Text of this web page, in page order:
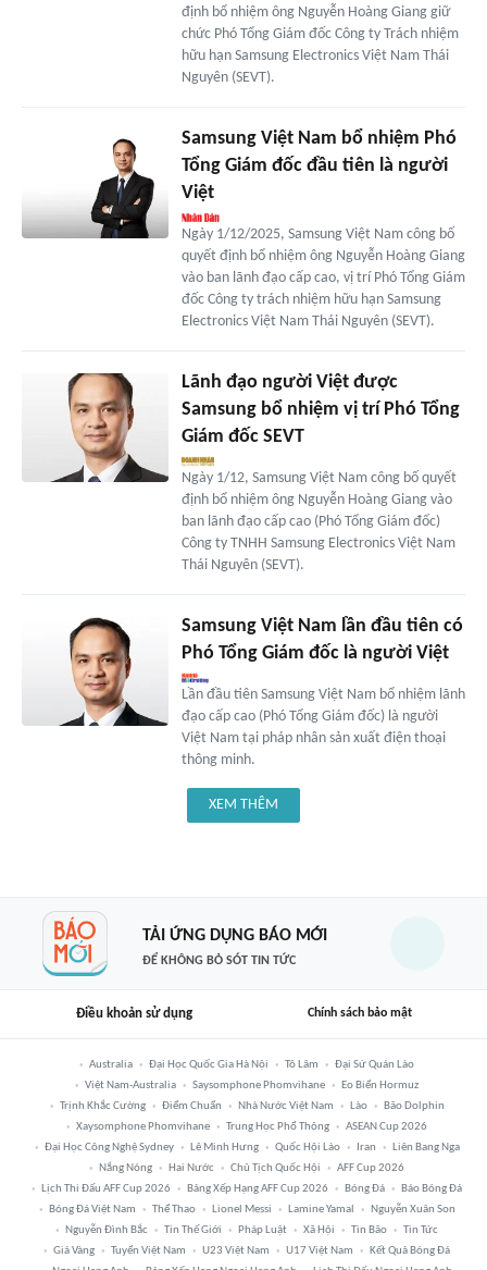
định bổ nhiệm ông Nguyễn Hoàng Giang giữ
chức Phó Tổng Giám đốc Công ty Trách nhiệm
hữu hạn Samsung Electronics Việt Nam Thái
Nguyên (SEVT).
Samsung Việt Nam bổ nhiệm Phó
Tổng Giám đốc đầu tiên là người
Việt
Ngày 1/12/2025, Samsung Việt Nam công bố
quyết định bổ nhiệm ông Nguyễn Hoàng Giang
vào ban lãnh đạo cấp cao, vị trí Phó Tổng Giám
đốc Công ty trách nhiệm hữu hạn Samsung
Electronics Việt Nam Thái Nguyên (SEVT).
Lãnh đạo người Việt được
Samsung bổ nhiệm vị trí Phó Tổng
Giám đốc SEVT
Ngày 1/12, Samsung Việt Nam công bố quyết
định bổ nhiệm ông Nguyễn Hoàng Giang vào
ban lãnh đạo cấp cao (Phó Tổng Giám đốc)
Công ty TNHH Samsung Electronics Việt Nam
Thái Nguyên (SEVT).
Samsung Việt Nam lần đầu tiên có
Phó Tổng Giám đốc là người Việt
Lần đầu tiên Samsung Việt Nam bổ nhiệm lãnh
đạo cấp cao (Phó Tổng Giám đốc) là người
Việt Nam tại pháp nhân sản xuất điện thoại
thông minh.
XEM THÊM
TẢI ỨNG DỤNG BÁO MỚI
ĐỂ KHÔNG BỎ SÓT TIN TỨC
Điều khoản sử dụng Chính sách bảo mật
Australia Đại Học Quốc Gia Hà Nội Tô Lâm
Đại Sứ Quán Lào
Việt Nam-Australia
Saysomphone Phomvihane
Eo Biển Hormuz
Trịnh Khắc Cường
Điểm Chuẩn Nhà Nước Việt Nam Lào
Bão Dolphin
Xaysomphone Phomvihane
Trung Học Phổ Thông
ASEAN Cup 2026
Đại Học Công Nghệ Sydney
Lê Minh Hưng Quốc Hội Lào Iran
Liên Bang Nga
Nắng Nóng
Hai Nước Chủ Tịch Quốc Hội
AFF Cup 2026
Lịch Thi Đấu AFF Cup 2026
Bảng Xếp Hạng AFF Cup 2026 Bóng Đá
Báo Bóng Đá
Bóng Đá Việt Nam
Thể Thao Lionel Messi Lamine Yamal
Nguyễn Xuân Son
Nguyễn Đình Bắc
Tin Thế Giới Pháp Luật Xã Hội Tin Bão
Tin Tức
Giá Vàng
Tuyển Việt Nam U23 Việt Nam U17 Việt Nam
Kết Quả Bóng Đá